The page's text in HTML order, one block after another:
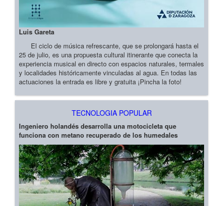
Luis Gareta
El ciclo de música refrescante, que se prolongará hasta el
25 de julio, es una propuesta cultural itinerante que conecta la
experiencia musical en directo con espacios naturales, termales
y localidades históricamente vinculadas al agua. En todas las
actuaciones la entrada es libre y gratuita ¡Pincha la foto!
TECNOLOGIA POPULAR
Ingeniero holandés desarrolla una motocicleta que
funciona con metano recuperado de los humedales